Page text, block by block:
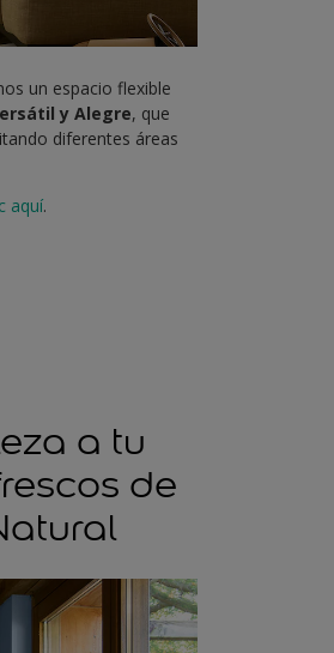
un espacio flexible
y Alegre, que
diferentes áreas
aquí.
a tu
de